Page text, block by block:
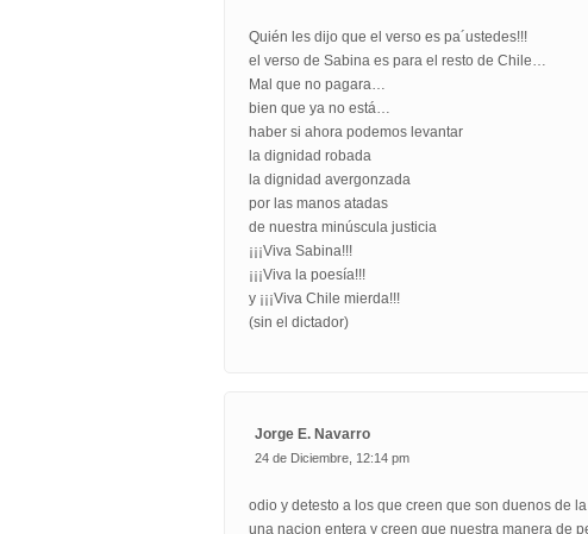
Quién les dijo que el verso es pa´ustedes!!!
el verso de Sabina es para el resto de Chile…
Mal que no pagara…
bien que ya no está…
haber si ahora podemos levantar
la dignidad robada
la dignidad avergonzada
por las manos atadas
de nuestra minúscula justicia
¡¡¡Viva Sabina!!!
¡¡¡Viva la poesía!!!
y ¡¡¡Viva Chile mierda!!!
(sin el dictador)
Jorge E. Navarro
24 de Diciembre, 12:14 pm
odio y detesto a los que creen que son duenos de
una nacion entera y creen que nuestra manera de